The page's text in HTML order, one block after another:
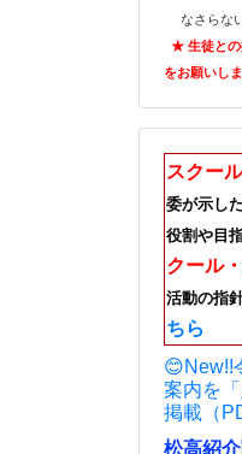
なさらな
★ 生徒との
をお願いしま
スクー
委が示し
役割や目
クール
活動の指
ちら
😊New!!
案内を
掲載（
松高紹